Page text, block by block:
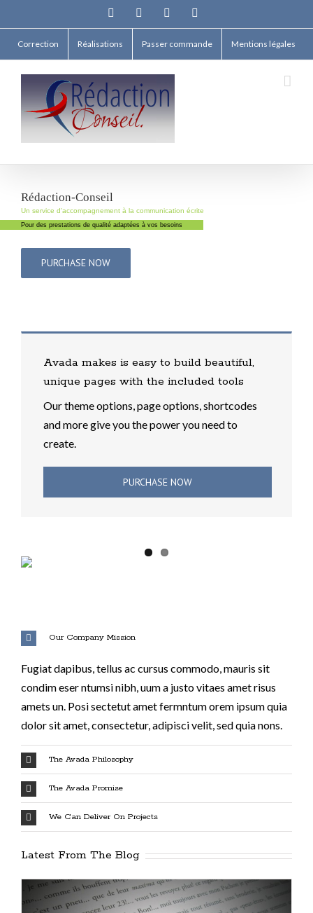
FacebookTwitter Linkedin
Correction Réalisations Passer commande Mentions légales
Rédaction-Conseil
Un service d'accompagnement à la communication écrite
Pour des prestations de qualité adaptées à vos besoins
PURCHASE NOW
Avada makes is easy to build beautiful,
unique pages with the included tools
Our theme options, page options, shortcodes
and more give you the power you need to
create.
PURCHASE NOW
Our Company Mission
Fugiat dapibus, tellus ac cursus commodo, mauris sit
condim eser ntumsi nibh, uum a justo vitaes amet risus
amets un. Posi sectetut amet fermntum orem ipsum quia
dolor sit amet, consectetur, adipisci velit, sed quia nons.
The Avada Philosophy
The Avada Promise
We Can Deliver On Projects
Latest From The Blog